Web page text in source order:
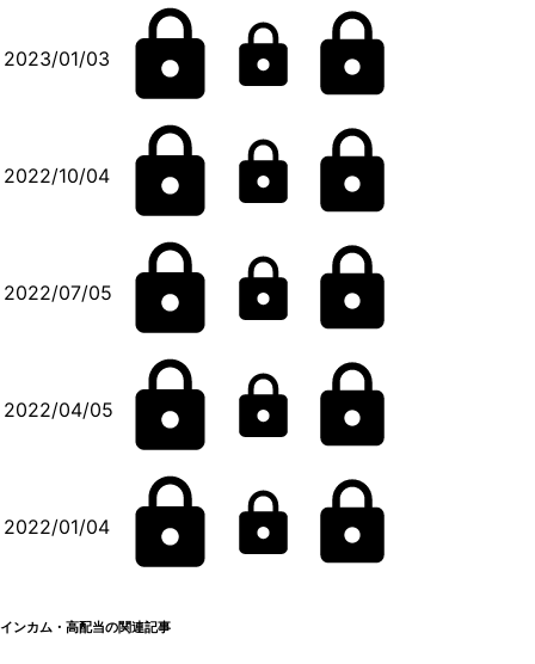
2023/01/03
2022/10/04
2022/07/05
2022/04/05
2022/01/04
インカム・高配当の関連記事